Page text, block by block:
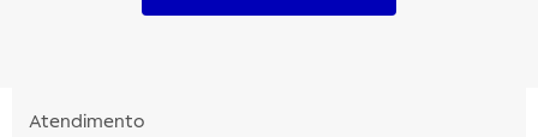
Atendimento